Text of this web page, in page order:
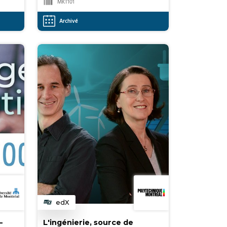
MKT101
Archivé
L'ingénierie, source de
Catégorie
edX